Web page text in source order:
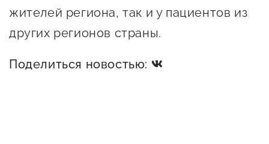
жителей региона, так и у пациентов из
других регионов страны.
Поделиться новостью: